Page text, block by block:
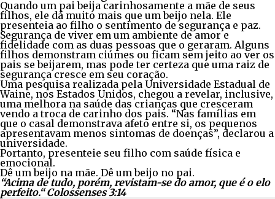
Quando um pai beija carinhosamente a mãe de seus
filhos, ele dá muito mais que um beijo nela. Ele
presenteia ao filho o sentimento de segurança e paz.
Segurança de viver em um ambiente de amor e
fidelidade com as duas pessoas que o geraram. Alguns
filhos demonstram ciúmes ou ficam sem jeito ao ver os
pais se beijarem, mas pode ter certeza que uma raiz de
segurança cresce em seu coração.
Uma pesquisa realizada pela Universidade Estadual de
Waine, nos Estados Unidos, chegou a revelar, inclusive,
uma melhora na saúde das crianças que cresceram
vendo a troca de carinho dos pais. “Nas famílias em
que o casal demonstrava afeto entre si, os pequenos
apresentavam menos sintomas de doenças”, declarou a
universidade.
Portanto, presenteie seu filho com saúde física e
emocional.
Dê um beijo na mãe. Dê um beijo no pai.
“Acima de tudo, porém, revistam-se do amor, que é o elo
perfeito.“ Colossenses 3:14